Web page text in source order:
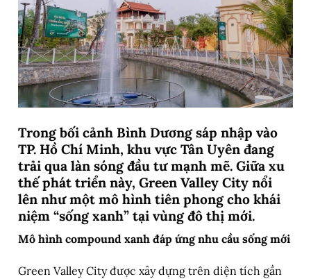
Trong bối cảnh Bình Dương sáp nhập vào
TP. Hồ Chí Minh, khu vực Tân Uyên đang
trải qua làn sóng đầu tư mạnh mẽ. Giữa xu
thế phát triển này, Green Valley City nổi
lên như một mô hình tiên phong cho khái
niệm “sống xanh” tại vùng đô thị mới.
Mô hình compound xanh đáp ứng nhu cầu sống mới
Green Valley City được xây dựng trên diện tích gần